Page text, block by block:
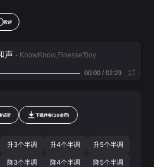
投诉
声 - KnowKnow,Finesse'Boy
00:00/ 02:29
试听 下载伴奏(20金币)
升3个半调 升4个半调 升5个半调
降3个半调 降4个半调 降5个半调